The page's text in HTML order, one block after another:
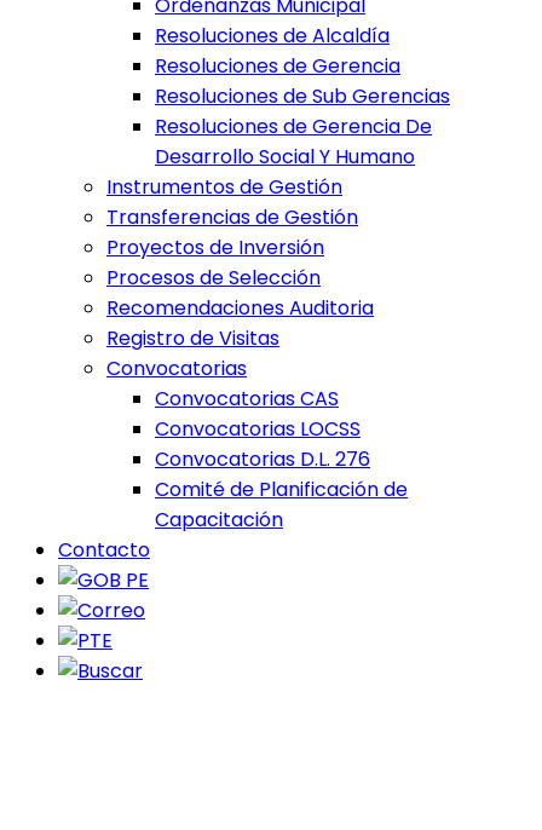
Resoluciones de Alcaldía
Resoluciones de Gerencia
Resoluciones de Sub Gerencias
Resoluciones de Gerencia De
Desarrollo Social Y Humano
Instrumentos de Gestión
Transferencias de Gestión
Proyectos de Inversión
Procesos de Selección
Recomendaciones Auditoria
Registro de Visitas
Convocatorias
Convocatorias CAS
Convocatorias LOCSS
Convocatorias D.L. 276
Comité de Planificación de
Capacitación
Contacto